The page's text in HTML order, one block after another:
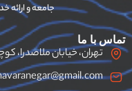
جامعه و ارائه
تماس با ما
تهران، خیابان ملاصدرا، کوچه